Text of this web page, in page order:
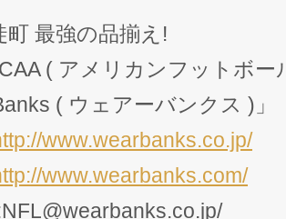
町 最強の品揃え!
( アメリカンフットボー
( ウェアーバンクス )」
www.wearbanks.co.jp/
www.wearbanks.com/